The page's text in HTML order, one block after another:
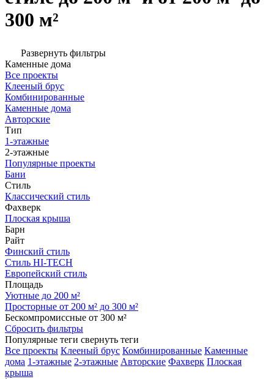
300 м²
Развернуть фильтры
Каменные дома
Все проекты
Клееный брус
Комбинированные
Каменные дома
Авторские
Тип
1-этажные
2-этажные
Популярные проекты
Бани
Стиль
Классический стиль
Фахверк
Плоская крыша
Барн
Райт
Финский стиль
Стиль HI-TECH
Европейский стиль
Площадь
Уютные до 200 м²
Просторные от 200 м² до 300 м²
Бескомпромиссные от 300 м²
Сбросить фильтры
Популярные теги свернуть теги
Все проекты Клееный брус Комбинированные Каменные
дома 1-этажные 2-этажные Авторские Фахверк Плоская
крыша